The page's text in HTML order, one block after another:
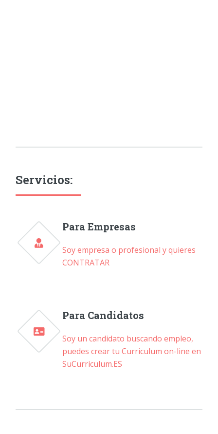
Servicios:
Para Empresas
Soy empresa o profesional y quieres
CONTRATAR
Para Candidatos
Soy un candidato buscando empleo,
puedes crear tu Curriculum on-line en
SuCurriculum.ES